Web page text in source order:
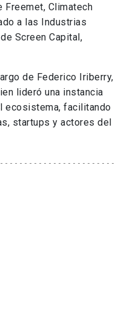
Freemet, Climatech
a las Industrias
Screen Capital,
de Federico Iriberry,
lideró una instancia
ecosistema, facilitando
startups y actores del